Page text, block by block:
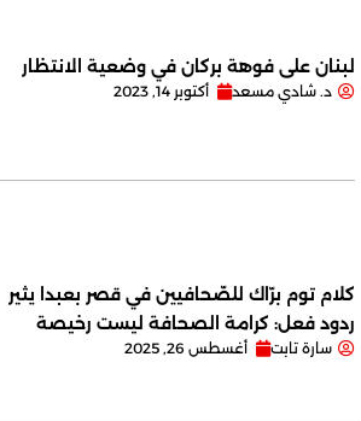
لبنان على فوهة بركان في وضعية الانتظار
د. شادي مسعد أكتوبر 14, 2023
كلام توم برّاك للصّحافيين في قصر بعبدا يثير
ردود فعل: كرامة الصحافة ليست رخيصة
سارة تابت أغسطس 26, 2025